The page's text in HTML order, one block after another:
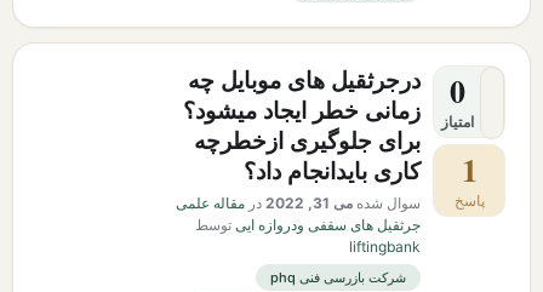
0
امتیاز
1
پاسخ
درجرثقیل های موبایل چه
زمانی خطر ایجاد میشود؟
برای جلوگیری ازخطرچه
کاری بایدانجام داد؟
سوال شده می 31, 2022 در مقاله علمی
جرثقیل های سقفی ودروازه ایی توسط
liftingbank
شرکت بازرسی فنی phq